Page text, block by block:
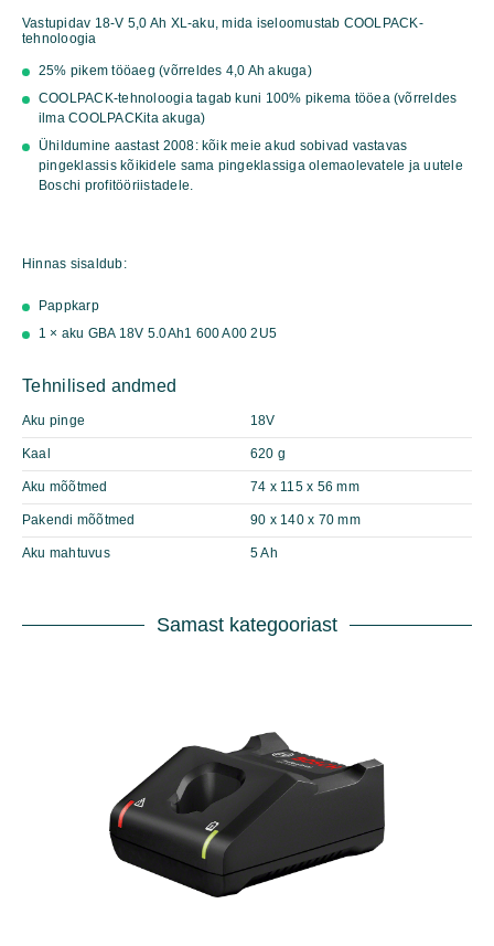
Vastupidav 18-V 5,0 Ah XL-aku, mida iseloomustab COOLPACK-
tehnoloogia
25% pikem tööaeg (võrreldes 4,0 Ah akuga)
COOLPACK-tehnoloogia tagab kuni 100% pikema tööea (võrreldes
ilma COOLPACKita akuga)
Ühildumine aastast 2008: kõik meie akud sobivad vastavas
pingeklassis kõikidele sama pingeklassiga olemaolevatele ja uutele
Boschi profitööriistadele.
Hinnas sisaldub:
Pappkarp
1 × aku GBA 18V 5.0Ah1 600 A00 2U5
Tehnilised andmed
Aku pinge 18V
Kaal 620 g
Aku mõõtmed 74 x 115 x 56 mm
Pakendi mõõtmed 90 x 140 x 70 mm
Aku mahtuvus 5 Ah
Samast kategooriast